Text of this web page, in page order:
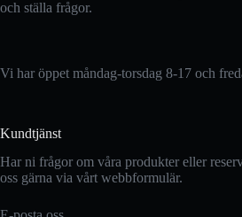
och ställa frågor.
Vi har öppet måndag-torsdag 8-17 och
Kundtjänst
Har ni frågor om våra produkter eller
oss gärna via vårt webbformulär.